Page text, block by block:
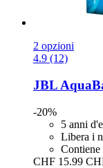
2 opzioni
4.9 (12)
JBL
-20%
5 anni
Libera i
Contiene
CHF 15.99